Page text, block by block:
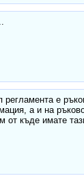
регламента е
а и на
от къде имате